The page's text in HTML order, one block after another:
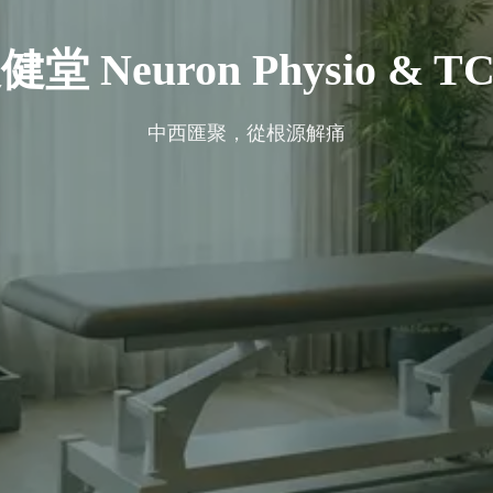
堂 Neuron Physio &
中西匯聚，從根源解痛